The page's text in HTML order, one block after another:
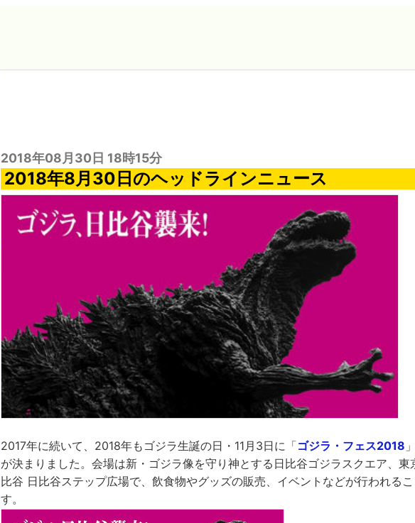
2018年08月30日 18時15分
2018年8月30日のヘッドラインニュース
2017年に続いて、2018年もゴジラ生誕の日・11月3日に「ゴジラ・フェス2018
が決まりました。会場は新・ゴジラ像を守り神とする日比谷ゴジラスクエア、東
比谷 日比谷ステップ広場で、飲食物やグッズの販売、イベントなどが行われる
す。